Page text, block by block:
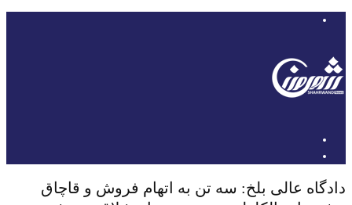
دادگاه عالی بلخ: سه تن به اتهام فروش و قاچاق